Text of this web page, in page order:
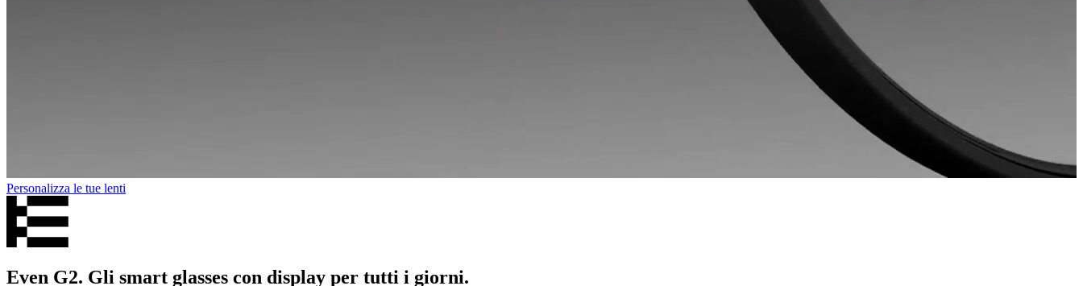
Personalizza le tue lenti
Even G2. Gli smart glasses con display per tutti i giorni.